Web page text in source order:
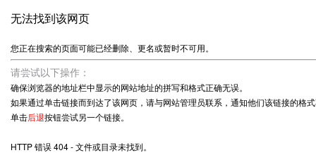
无法找到该网页
您正在搜索的页面可能已经删除、更名或暂时不可用。
请尝试以下操作：
确保浏览器的地址栏中显示的网站地址的拼写和格式正确无误。
如果通过单击链接而到达了该网页，请与网站管理员联系，通知他们该链接的格
单击后退按钮尝试另一个链接。
HTTP 错误 404 - 文件或目录未找到。